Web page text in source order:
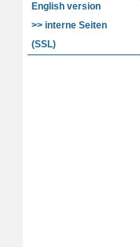
English version
>> interne Seiten
(SSL)